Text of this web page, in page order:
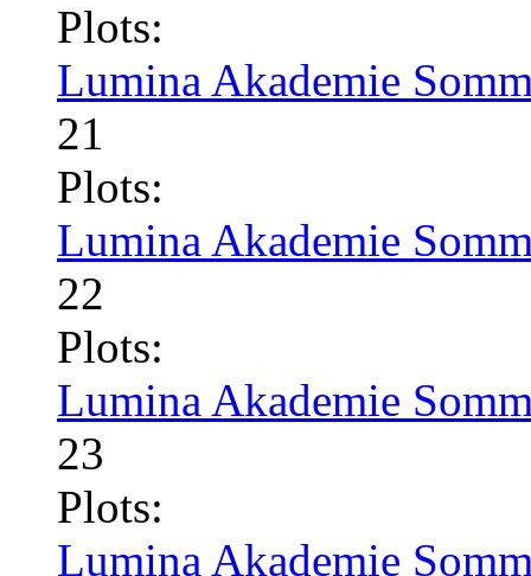
Plots:
Lumina Akademie
21
Plots:
Lumina Akademie
22
Plots:
Lumina Akademie
23
Plots:
Lumina Akademie